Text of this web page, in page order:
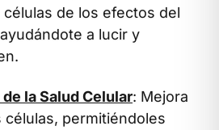
de los efectos del
a lucir y
la Salud Celular: Mejora
permitiéndoles